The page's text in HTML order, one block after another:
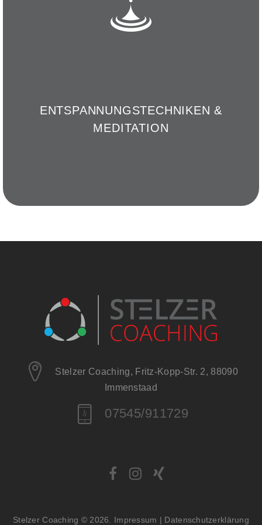
ENTSPANNUNGSTECHNIKEN &
MEDITATION
Stelzer Coaching, Fritz-Kopp-Str. 2, 88090
Immenstaad
07545/911729
Stelzer Coaching © 2026 Impressum | Datenschutzerklärung